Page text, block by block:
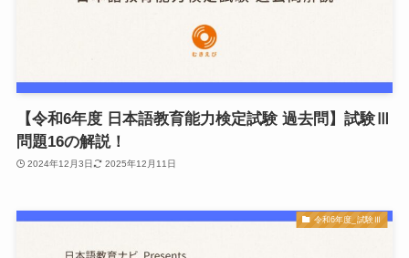
【令和6年度 日本語教育能力検定試験 過去問】試験Ⅲ
問題16の解説！
2024年12月3日 2025年12月11日
令和6年度_試験Ⅲ